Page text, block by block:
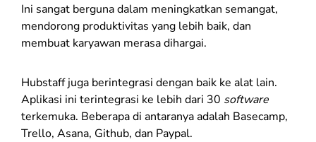
Ini sangat berguna dalam meningkatkan semangat,
mendorong produktivitas yang lebih baik, dan
membuat karyawan merasa dihargai.
Hubstaff juga berintegrasi dengan baik ke alat lain.
Aplikasi ini terintegrasi ke lebih dari 30 software
terkemuka. Beberapa di antaranya adalah Basecamp,
Trello, Asana, Github, dan Paypal.